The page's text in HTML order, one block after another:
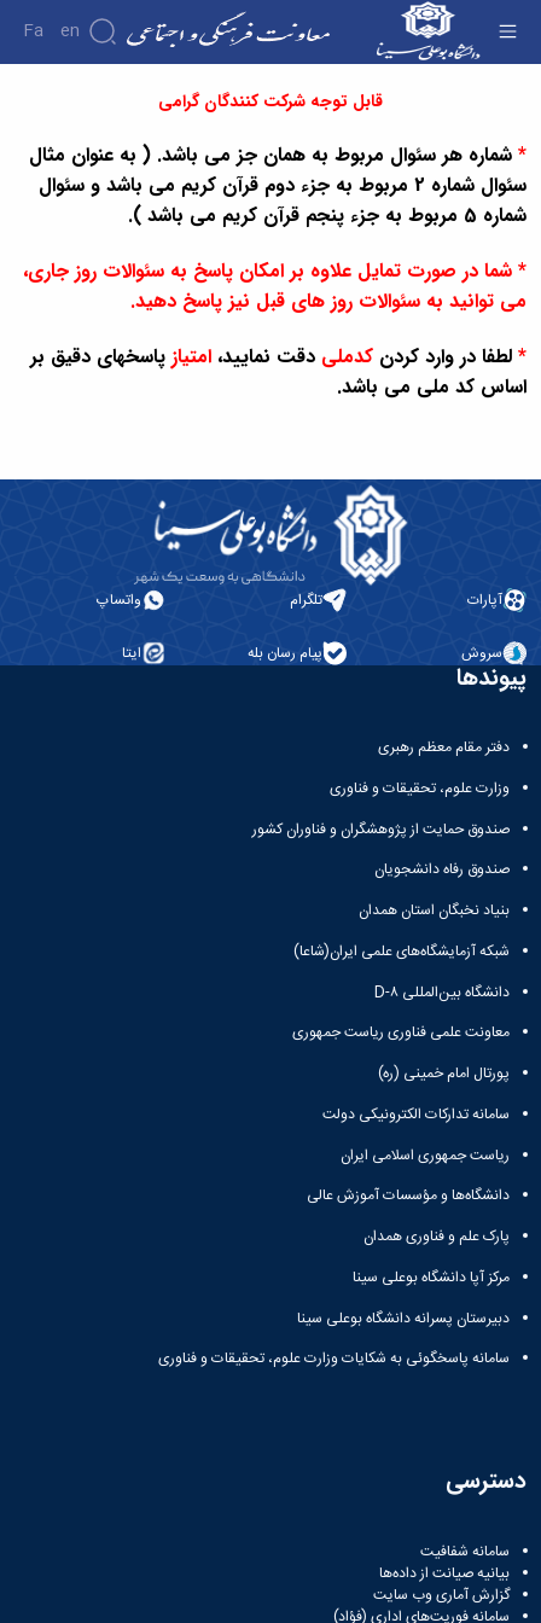
Fa En
معاونت
درباره
معرفی
معاون
و
وظایف
ساختار
سازمانی
مدیر
برنامه
پشتیبانی
و
اجتماعی
قابل توجه شرکت کنندگان گرامی
* شماره هر سئوال مربوط به همان جز می باشد. ( به عنوان مثال
سئوال شماره 2 مربوط به جزء دوم قرآن کریم می باشد و سئوال
شماره 5 مربوط به جزء پنجم قرآن کریم می باشد ).
* شما در صورت تمایل علاوه بر امکان پاسخ به سئوالات روز جاری،
می توانید به سئوالات روز های قبل نیز پاسخ دهید.
* لطفا در وارد کردن کدملی دقت نمایید، امتیاز پاسخهای دقیق بر
اساس کد ملی می باشد.
آپارات تلگرام واتساپ
سروش پیام رسان بله ایتا
پیوندها
دفتر مقام معظم رهبری
وزارت علوم، تحقیقات و فناوری
صندوق حمایت از پژوهشگران و فناوران کشور
صندوق رفاه دانشجویان
بنیاد نخبگان استان همدان
شبکه آزمایشگاه‌های علمی ایران(شاعا)
دانشگاه بین‌المللی D-۸
معاونت علمی فناوری ریاست جمهوری
پورتال امام خمینی (ره)
سامانه تدارکات الکترونیکی دولت
ریاست جمهوری اسلامی ایران
دانشگاه‌ها و مؤسسات آموزش عالی
پارک علم و فناوری همدان
مرکز آپا دانشگاه بوعلی سینا
دبیرستان پسرانه دانشگاه بوعلی سینا
سامانه پاسخگوئی به شکایات وزارت علوم، تحقیقات و فناوری
دسترسی
سامانه شفافیت
بیانیه صیانت از داده‌ها
گزارش آماری وب‌ سایت
سامانه فوریت‌های اداری (فؤاد)